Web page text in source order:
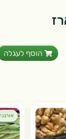
הוסף לעגלה
אורגני